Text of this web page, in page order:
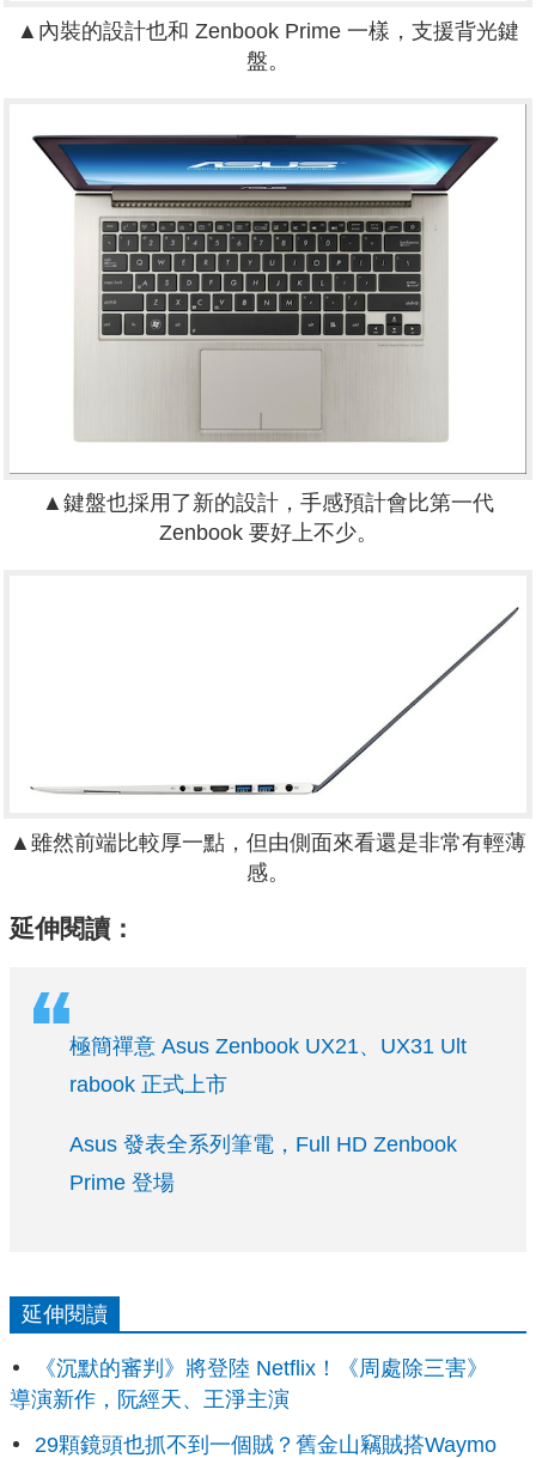
▲內裝的設計也和 Zenbook Prime 一樣，支援背光鍵
盤。
▲鍵盤也採用了新的設計，手感預計會比第一代
Zenbook 要好上不少。
▲雖然前端比較厚一點，但由側面來看還是非常有輕薄
感。
延伸閱讀：
極簡禪意 Asus Zenbook UX21、UX31 Ult
rabook 正式上市
Asus 發表全系列筆電，Full HD Zenbook
Prime 登場
延伸閱讀
《沉默的審判》將登陸 Netflix！《周處除三害》
導演新作，阮經天、王淨主演
29顆鏡頭也抓不到一個賊？舊金山竊賊搭Waymo